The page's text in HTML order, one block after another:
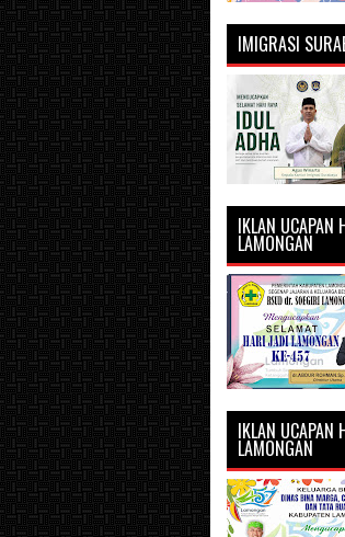
IMIGRASI
IKLAN UCAPAN
LAMONGAN
IKLAN UCAPAN
LAMONGAN